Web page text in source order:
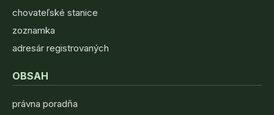
chovateľské stanice
zoznamka
adresár registrovaných
OBSAH
právna poradňa